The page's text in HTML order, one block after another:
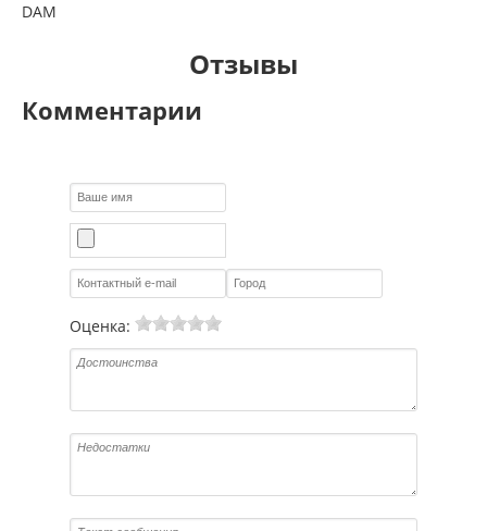
DAM
Отзывы
Комментарии
Оценка: